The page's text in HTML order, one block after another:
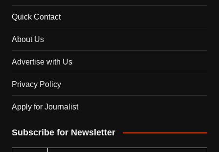
Quick Contact
About Us
Advertise with Us
Privacy Policy
Apply for Journalist
Subscribe for Newsletter